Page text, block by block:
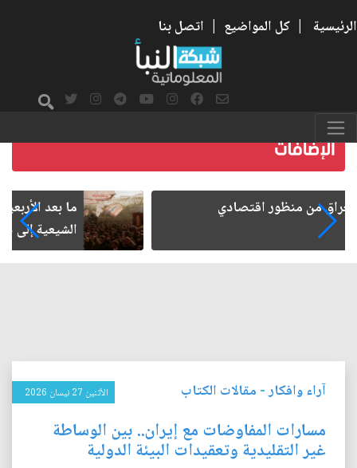
الرئيسية | كل المواضيع | اتصل بنا
ما بعد الأربعين.. كيف اتسعت الزيارة من هويتها
الشيعية إلى حضور عالمي؟
آراء وافكار- مقالات الكتاب الأثنين 27 نيسان 2026
مسارات المفاوضات مع إيران.. بين الوساطة
غير التقليدية وتعقيدات البيئة الدولية